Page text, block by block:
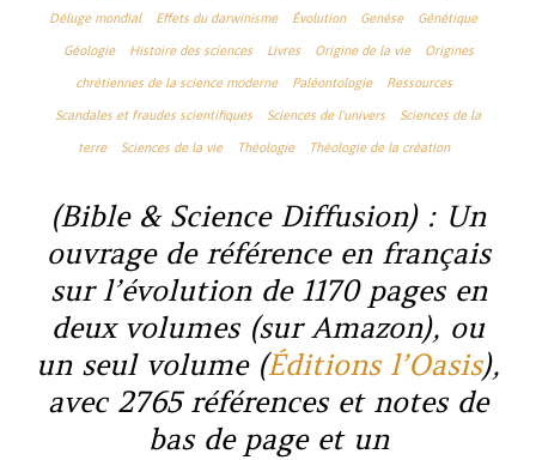
Déluge mondial Effets du darwinisme Évolution Genèse Génétique
Géologie Histoire des sciences Livres Origine de la vie Origines
chrétiennes de la science moderne Paléontologie Ressources
Scandales et fraudes scientifiques Sciences de l'univers Sciences de la
terre Sciences de la vie Théologie Théologie de la création
(Bible & Science Diffusion) : Un
ouvrage de référence en français
sur l’évolution de 1170 pages en
deux volumes (sur Amazon), ou
un seul volume (Éditions l’Oasis),
avec 2765 références et notes de
bas de page et un